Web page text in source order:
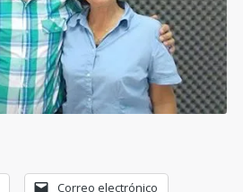
Correo electrónico